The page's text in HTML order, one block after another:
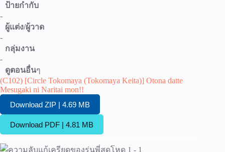
ป้ายกำกับ
-
ผู้แต่ง/ผู้วาด
-
กลุ่มงาน
-
ดูตอนอื่นๆ
(C102) [Circle Tokomaya (Tokomaya Keita)] Otona datte
Mesugaki ni Naritai mon!!
Download ZIP | 4.69 MB
Download PDF | 4.81 MB